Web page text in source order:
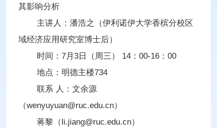
其影响分析
主讲人：潘浩之（伊利诺伊大学香槟分校区
域经济应用研究室博士后）
时间：7月3日（周三） 14：00-16：00
地点：明德主楼734
联系 人：文余源
（wenyuyuan@ruc.edu.cn）
蒋黎（li.jiang@ruc.edu.cn）